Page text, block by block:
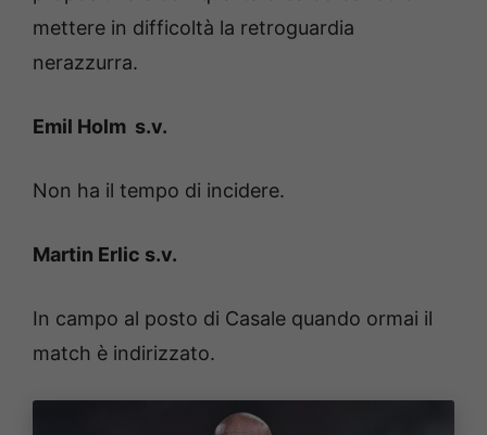
mettere in difficoltà la retroguardia
nerazzurra.
Emil Holm s.v.
Non ha il tempo di incidere.
Martin Erlic s.v.
In campo al posto di Casale quando ormai il
match è indirizzato.